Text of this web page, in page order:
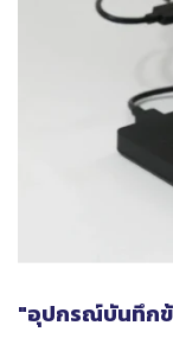
"อุปกรณ์บันทึกข้